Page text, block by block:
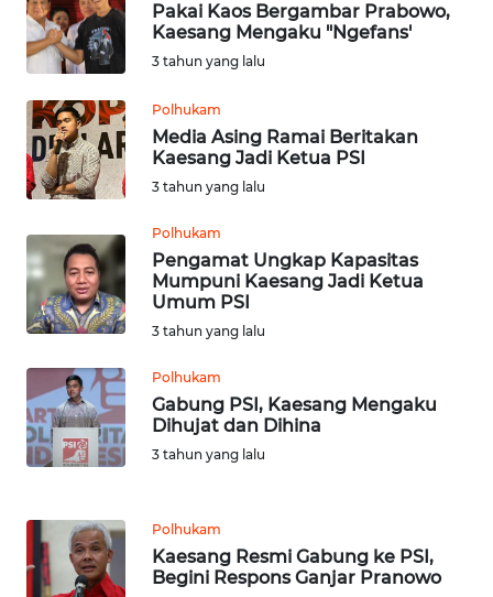
Pakai Kaos Bergambar Prabowo,
Kaesang Mengaku "Ngefans'
3 tahun yang lalu
Polhukam
Media Asing Ramai Beritakan
Kaesang Jadi Ketua PSI
3 tahun yang lalu
Polhukam
Pengamat Ungkap Kapasitas
Mumpuni Kaesang Jadi Ketua
Umum PSI
3 tahun yang lalu
Polhukam
Gabung PSI, Kaesang Mengaku
Dihujat dan Dihina
3 tahun yang lalu
Polhukam
Kaesang Resmi Gabung ke PSI,
Begini Respons Ganjar Pranowo
WN DELI
SERDANG
WN
TEBING
TINGGI
PAKPAK
WN
KARAWANG
WN
BEKASI
WN
WN
DEPOK